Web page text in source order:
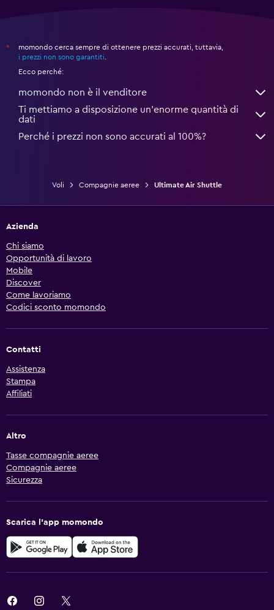
*
momondo cerca sempre di ottenere prezzi accurati, tuttavia,
i prezzi non sono garantiti
Ecco perché:
momondo non è il venditore
Ti mettiamo a disposizione un’enorme quantità di
dati
Perché i prezzi non sono accurati al 100%?
Voli Compagnie aeree Ultimate Air Shuttle
Azienda
Chi siamo
Opportunità di lavoro
Mobile
Discover
Come lavoriamo
Codici sconto momondo
Contatti
Assistenza
Stampa
Affiliati
Altro
Tasse compagnie aeree
Compagnie aeree
Sicurezza
Scarica l'app momondo